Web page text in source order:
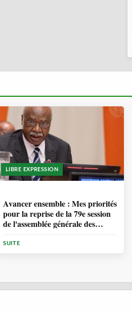
LIBRE EXPRESSION
Avancer ensemble : Mes priorités
pour la reprise de la 79e session
de l'assemblée générale des
SUITE